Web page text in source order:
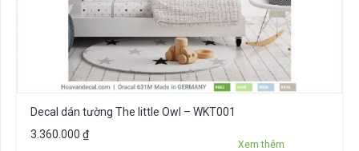
Decal dán tường The little Owl – WKT001
3.360.000 ₫
Xem thêm